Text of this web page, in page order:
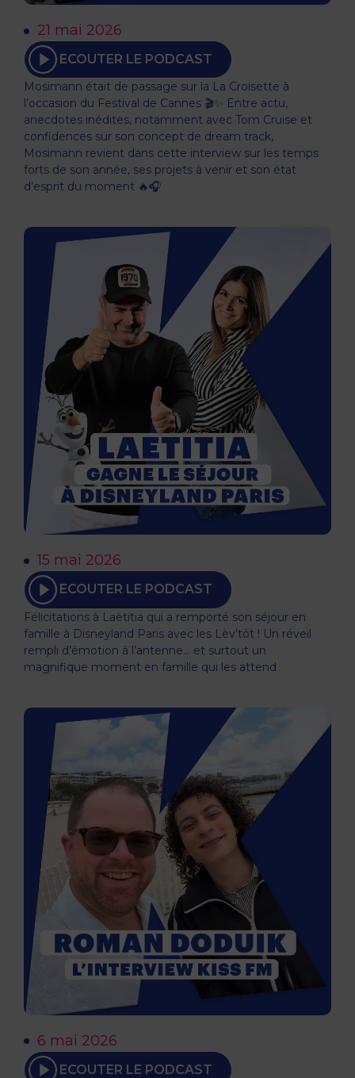
21 mai 2026
ECOUTER LE PODCAST
Mosimann était de passage sur la La Croisette à
l’occasion du Festival de Cannes 🎬✨ Entre actu,
anecdotes inédites, notamment avec Tom Cruise et
confidences sur son concept de dream track,
Mosimann revient dans cette interview sur les temps
forts de son année, ses projets à venir et son état
d’esprit du moment 🔥🎧
15 mai 2026
ECOUTER LE PODCAST
Félicitations à Laëtitia qui a remporté son séjour en
famille à Disneyland Paris avec les Lèv’tôt ! Un réveil
rempli d’émotion à l’antenne… et surtout un
magnifique moment en famille qui les attend
6 mai 2026
ECOUTER LE PODCAST